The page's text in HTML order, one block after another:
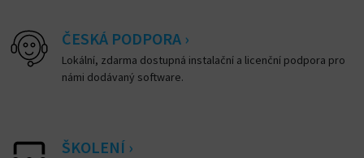
ČESKÁ PODPORA ›
Lokální, zdarma dostupná instalační a licenční podpora pro
námi dodávaný software.
ŠKOLENÍ ›